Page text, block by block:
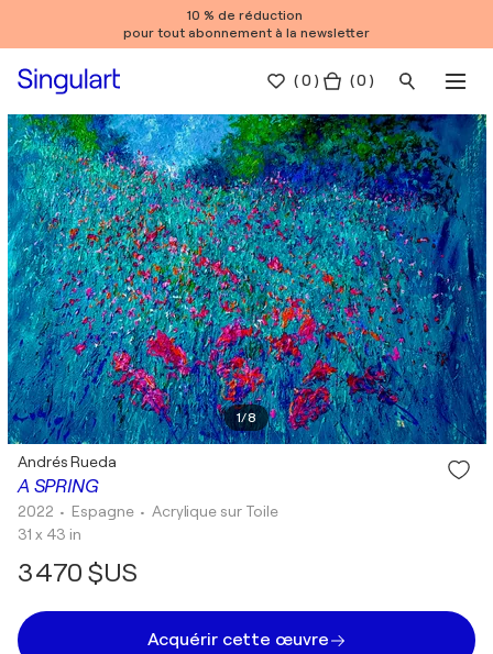
10 % de réduction
pour tout abonnement à la newsletter
(0 ) ( 0 )
1/8
A SPRING
Andrés Rueda
2022 • Espagne • Acrylique sur Toile
31 x 43 in
3 470 $US
Acquérir cette œuvre